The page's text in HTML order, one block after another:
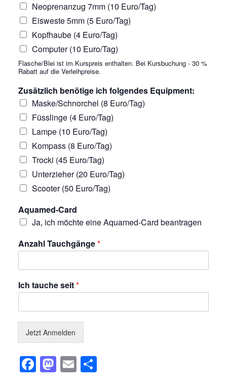
Neoprenanzug 7mm (10 Euro/Tag)
Eisweste 5mm (5 Euro/Tag)
Kopfhaube (4 Euro/Tag)
Computer (10 Euro/Tag)
Flasche/Blei ist im Kurspreis enthalten. Bei Kursbuchung - 30 %
Rabatt auf die Verleihpreise.
Zusätzlich benötige ich folgendes Equipment:
Maske/Schnorchel (8 Euro/Tag)
Füsslinge (4 Euro/Tag)
Lampe (10 Euro/Tag)
Kompass (8 Euro/Tag)
Trocki (45 Euro/Tag)
Unterzieher (20 Euro/Tag)
Scooter (50 Euro/Tag)
Aquamed-Card
Ja, ich möchte eine Aquamed-Card beantragen
Anzahl Tauchgänge*
Ich tauche seit*
Jetzt Anmelden
Facebook
Mastodon
Email